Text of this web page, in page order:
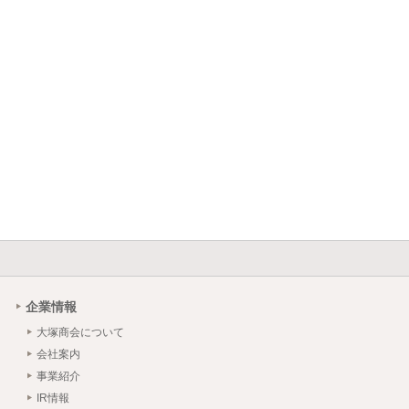
企業情報
大塚商会について
会社案内
事業紹介
IR情報